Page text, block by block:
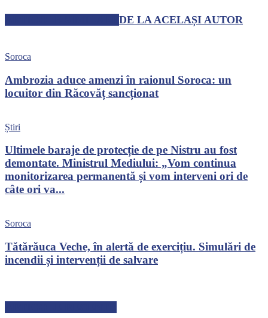
DE LA ACELAȘI AUTOR
Soroca
Ambrozia aduce amenzi în raionul Soroca: un
locuitor din Răcovăț sancționat
Știri
Ultimele baraje de protecție de pe Nistru au fost
demontate. Ministrul Mediului: „Vom continua
monitorizarea permanentă și vom interveni ori de
câte ori va...
Soroca
Tătărăuca Veche, în alertă de exercițiu. Simulări de
incendii și intervenții de salvare